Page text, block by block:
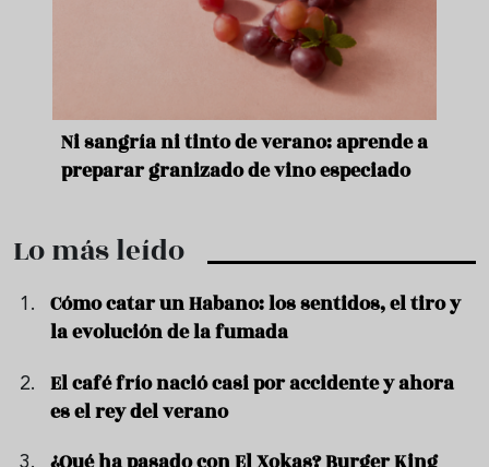
Ni sangría ni tinto de verano: aprende a
preparar granizado de vino especiado
Lo más leído
Cómo catar un Habano: los sentidos, el tiro y
la evolución de la fumada
El café frío nació casi por accidente y ahora
es el rey del verano